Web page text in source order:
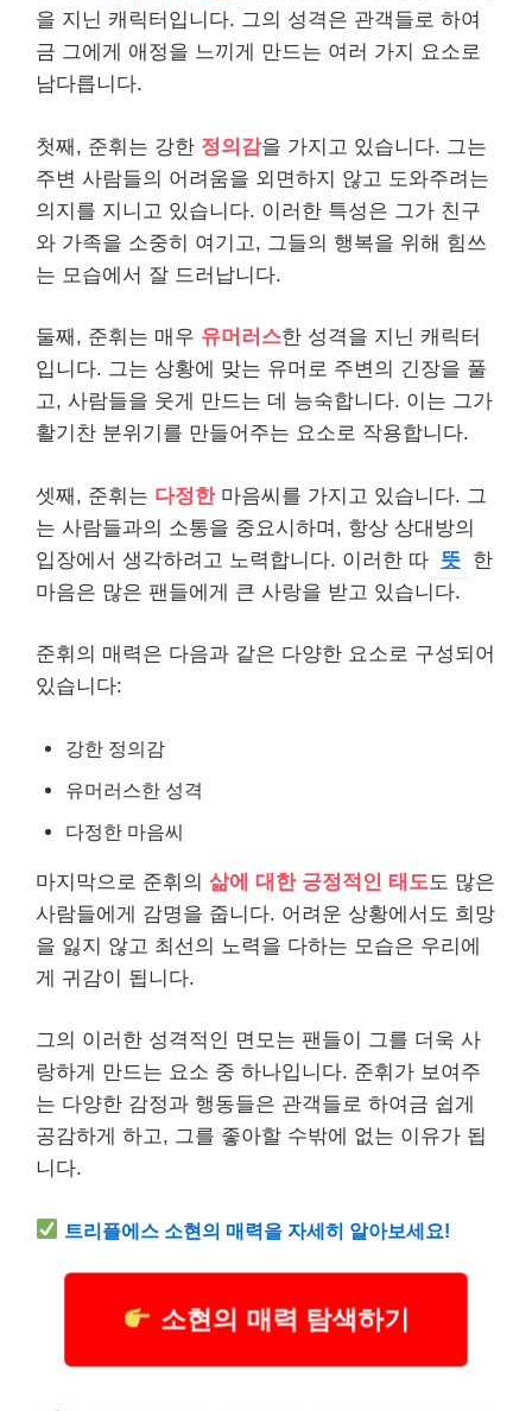
을 지닌 캐릭터입니다. 그의 성격은 관객들로 하여
금 그에게 애정을 느끼게 만드는 여러 가지 요소로
남다릅니다.
첫째, 준휘는 강한 정의감을 가지고 있습니다. 그는
주변 사람들의 어려움을 외면하지 않고 도와주려는
의지를 지니고 있습니다. 이러한 특성은 그가 친구
와 가족을 소중히 여기고, 그들의 행복을 위해 힘쓰
는 모습에서 잘 드러납니다.
둘째, 준휘는 매우 유머러스한 성격을 지닌 캐릭터
입니다. 그는 상황에 맞는 유머로 주변의 긴장을 풀
고, 사람들을 웃게 만드는 데 능숙합니다. 이는 그가
활기찬 분위기를 만들어주는 요소로 작용합니다.
셋째, 준휘는 다정한마음씨를 가지고 있습니다. 그
는 사람들과의 소통을 중요시하며, 항상 상대방의
입장에서 생각하려고 노력합니다. 이러한 따 뜻 한
마음은 많은 팬들에게 큰 사랑을 받고 있습니다.
준휘의 매력은 다음과 같은 다양한 요소로 구성되어
있습니다:
강한 정의감
유머러스한 성격
다정한 마음씨
마지막으로 준휘의 삶에 대한 긍정적인 태도 도 많은
사람들에게 감명을 줍니다. 어려운 상황에서도 희망
을 잃지 않고 최선의 노력을 다하는 모습은 우리에
게 귀감이 됩니다.
그의 이러한 성격적인 면모는 팬들이 그를 더욱 사
랑하게 만드는 요소 중 하나입니다. 준휘가 보여주
는 다양한 감정과 행동들은 관객들로 하여금 쉽게
공감하게 하고, 그를 좋아할 수밖에 없는 이유가 됩
니다.
트리플에스 소현의 매력을 자세히 알아보세요!
소현의 매력 탐색하기